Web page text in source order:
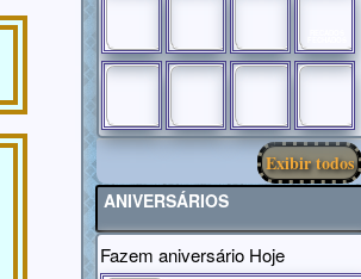
Exibir todos
ANIVERSÁRIOS
Fazem aniversário Hoje